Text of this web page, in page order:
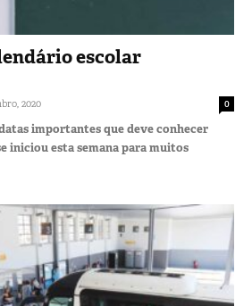
escolar
2020 0
importantes que deve conhecer
iniciou esta semana para muitos